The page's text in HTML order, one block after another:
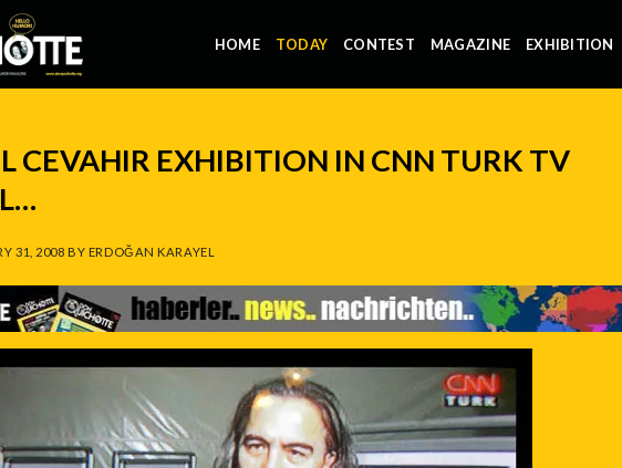
HOME TODAY CONTEST MAGAZINE EXHIBITION
CEVAHIR EXHIBITION IN CNN TURK TV
31, 2008 BY ERDOĞAN KARAYEL